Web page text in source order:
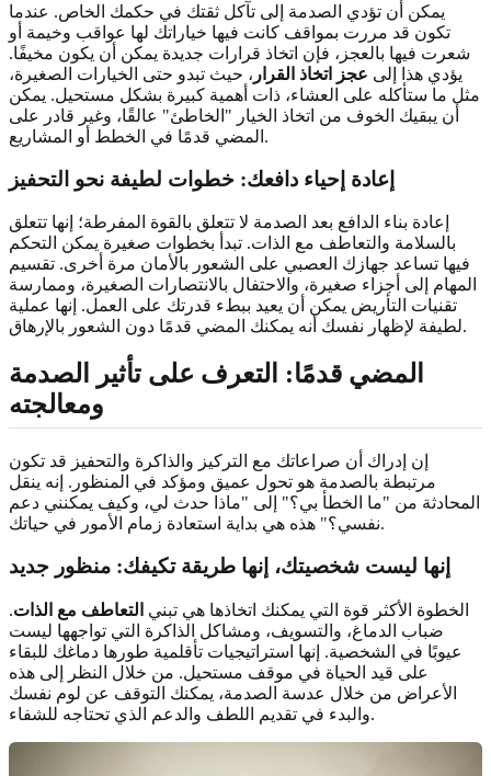
يمكن أن تؤدي الصدمة إلى تآكل ثقتك في حكمك الخاص. عندما
تكون قد مررت بمواقف كانت فيها خياراتك لها عواقب وخيمة أو
شعرت فيها بالعجز، فإن اتخاذ قرارات جديدة يمكن أن يكون مخيفًا.
يؤدي هذا إلى عجز اتخاذ القرار ، حيث تبدو حتى الخيارات الصغيرة،
مثل ما ستأكله على العشاء، ذات أهمية كبيرة بشكل مستحيل. يمكن
أن يبقيك الخوف من اتخاذ الخيار "الخاطئ" عالقًا، وغير قادر على
المضي قدمًا في الخطط أو المشاريع.
إعادة إحياء دافعك: خطوات لطيفة نحو التحفيز
إعادة بناء الدافع بعد الصدمة لا تتعلق بالقوة المفرطة؛ إنها تتعلق
بالسلامة والتعاطف مع الذات. تبدأ بخطوات صغيرة يمكن التحكم
فيها تساعد جهازك العصبي على الشعور بالأمان مرة أخرى. تقسيم
المهام إلى أجزاء صغيرة، والاحتفال بالانتصارات الصغيرة، وممارسة
تقنيات التأريض يمكن أن يعيد ببطء قدرتك على العمل. إنها عملية
لطيفة لإظهار نفسك أنه يمكنك المضي قدمًا دون الشعور بالإرهاق.
المضي قدمًا: التعرف على تأثير الصدمة
ومعالجته
إن إدراك أن صراعاتك مع التركيز والذاكرة والتحفيز قد تكون
مرتبطة بالصدمة هو تحول عميق ومؤكد في المنظور. إنه ينقل
المحادثة من "ما الخطأ بي؟" إلى "ماذا حدث لي، وكيف يمكنني دعم
نفسي؟" هذه هي بداية استعادة زمام الأمور في حياتك.
إنها ليست شخصيتك، إنها طريقة تكيفك: منظور جديد
الخطوة الأكثر قوة التي يمكنك اتخاذها هي تبني التعاطف مع الذات.
ضباب الدماغ، والتسويف، ومشاكل الذاكرة التي تواجهها ليست
عيوبًا في الشخصية. إنها استراتيجيات تأقلمية طورها دماغك للبقاء
على قيد الحياة في موقف مستحيل. من خلال النظر إلى هذه
الأعراض من خلال عدسة الصدمة، يمكنك التوقف عن لوم نفسك
والبدء في تقديم اللطف والدعم الذي تحتاجه للشفاء.